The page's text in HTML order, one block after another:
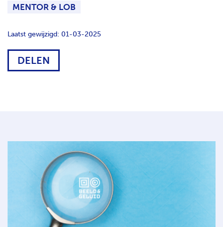
MENTOR & LOB
Laatst gewijzigd: 01-03-2025
DELEN